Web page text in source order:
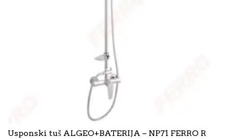
Usponski tuš ALGEO+BATERIJA – NP71 FERRO R